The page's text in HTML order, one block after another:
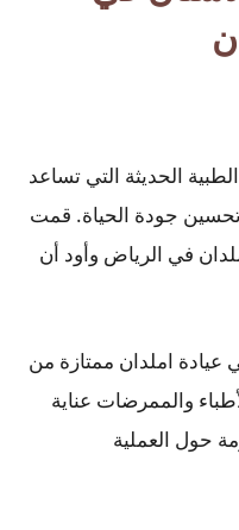
الحديثة التي تساعد
جودة الحياة. قمت
في الرياض وأود أن
عيادة املدان ممتازة من
والممرضات عناية
حول العملية